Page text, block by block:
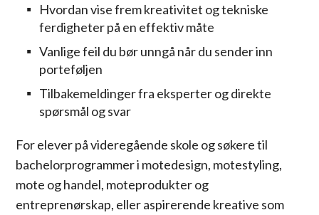
Hvordan vise frem kreativitet og tekniske
ferdigheter på en effektiv måte
Vanlige feil du bør unngå når du sender inn
porteføljen
Tilbakemeldinger fra eksperter og direkte
spørsmål og svar
For elever på videregående skole og søkere til
bachelorprogrammer i motedesign, motestyling,
mote og handel, moteprodukter og
entreprenørskap, eller aspirerende kreative som